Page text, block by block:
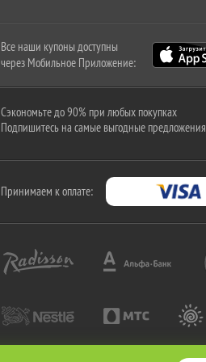
Все наши купоны доступны
через Мобильное Приложение:
Сэкономьте до 90% при любых покупках
Подпишитесь на самые выгодные предложения
Принимаем к оплате: